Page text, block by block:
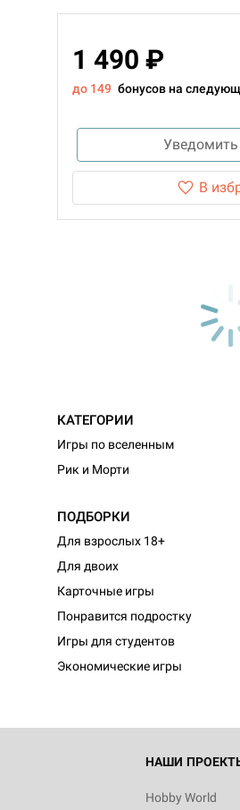
1 490 ₽
до 149 бонусов на
В
КАТЕГОРИИ
Игры по вселенным
Рик и Морти
ПОДБОРКИ
Для взрослых 18+
Для двоих
Карточные игры
Понравится подростку
Игры для студентов
Экономические игры
НАШИ
Hobby World